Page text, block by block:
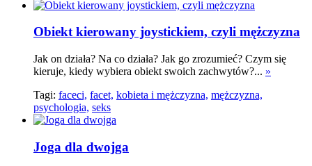
Obiekt kierowany joystickiem, czyli mężczyzna
Jak on działa? Na co działa? Jak go zrozumieć? Czym się
kieruje, kiedy wybiera obiekt swoich zachwytów?... »
Tagi: faceci, facet, kobieta i mężczyzna, mężczyzna,
psychologia, seks
Joga dla dwojga